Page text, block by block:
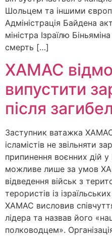
Шольцем та іншими
Адміністрація Байдена
міністра Ізраїлю
смерть […]
ХАМАС
випустити
після
Заступник ватажка
ісламістів не звільняти
припинення воєнних дій у
можливе лише за умов
відведення військ з
терористів із
ХАМАС висловив
лідера та назвав його
полководцем».